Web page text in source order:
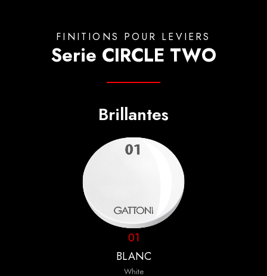
FINITIONS POUR LEVIERS
Serie CIRCLE TWO
Brillantes
01
BLANC
White